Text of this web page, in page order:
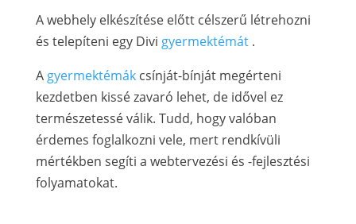
A webhely elkészítése előtt célszerű létrehozni
és telepíteni egy Divi gyermektémát.
A gyermektémákcsínját-bínját megérteni
kezdetben kissé zavaró lehet, de idővel ez
természetessé válik. Tudd, hogy valóban
érdemes foglalkozni vele, mert rendkívüli
mértékben segíti a webtervezési és -fejlesztési
folyamatokat.